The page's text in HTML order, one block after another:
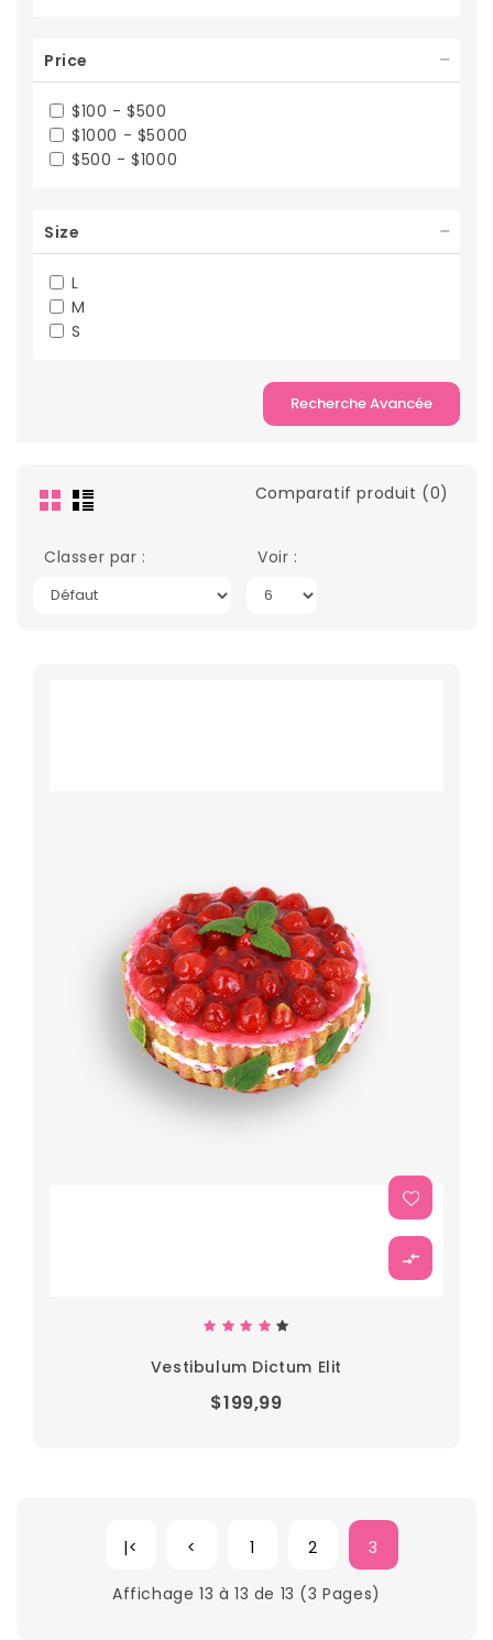
Price
$100 - $500
$1000 - $5000
$500 - $1000
Size
L
M
S
Recherche Avancée
Comparatif produit (0)
Classer par : Voir :
Vestibulum Dictum Elit
$199,99
|< < 1 2 3
Affichage 13 à 13 de 13 (3 Pages)